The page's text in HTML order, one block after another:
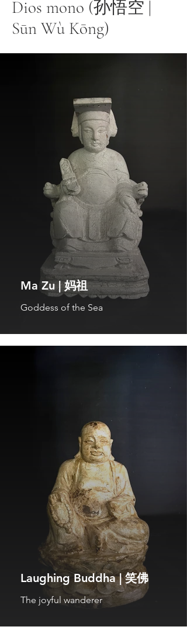
Dios mono (孙悟空 |
Sūn Wù Kōng)
Ma Zu | 妈祖
Goddess of the Sea
Laughing Buddha | 笑佛
The joyful wanderer